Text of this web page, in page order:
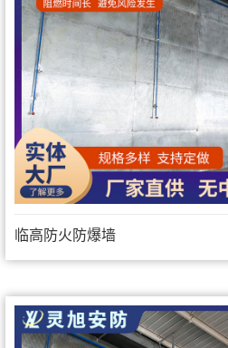
临高防火防爆墙